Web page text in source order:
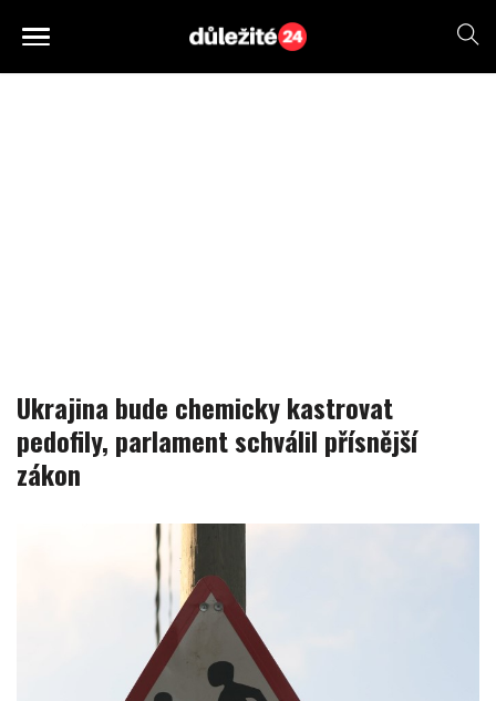
Ukrajina bude chemicky kastrovat
pedofily, parlament schválil přísnější
zákon